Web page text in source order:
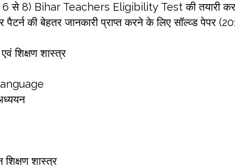
6 से 8) Bihar Teachers Eligibility Test की तयारी
पैटर्न की बेहतर जानकारी प्राप्त करने के लिए सॉल्व्ड पेपर
शिक्षण शास्त्र
शास्त्र